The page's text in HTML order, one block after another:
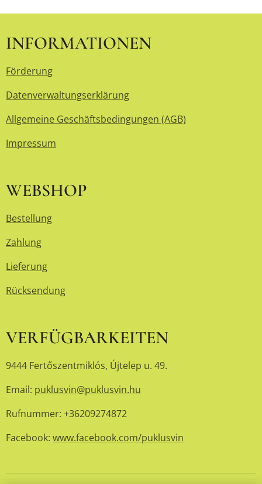
INFORMATIONEN
Förderung
Datenverwaltungserklärung
Allgemeine Geschäftsbedingungen (AGB)
Impressum
WEBSHOP
Bestellung
Zahlung
Lieferung
Rücksendung
VERFÜGBARKEITEN
9444 Fertőszentmiklós, Újtelep u. 49.
Email: puklusvin@puklusvin.hu
Rufnummer: +36209274872
Facebook: www.facebook.com/puklusvin